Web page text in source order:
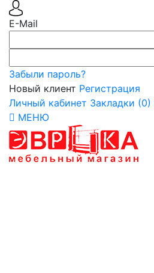
E-Mail
Забыли пароль?
Новый клиент Регистрация
Личный кабинет Закладки (0)
МЕНЮ